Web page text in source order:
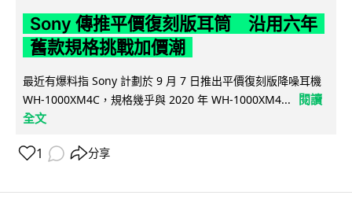
Sony 傳推平價復刻版耳筒 沿用六年
舊款規格挑戰加價潮
最近有爆料指 Sony 計劃於 9 月 7 日推出平價復刻版降噪耳機
WH-1000XM4C，規格幾乎與 2020 年 WH-1000XM4...
閱讀
全文
1 分享